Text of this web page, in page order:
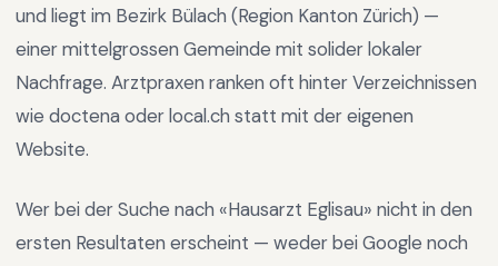
und liegt im Bezirk Bülach (Region Kanton Zürich) —
einer mittelgrossen Gemeinde mit solider lokaler
Nachfrage. Arztpraxen ranken oft hinter Verzeichnissen
wie doctena oder local.ch statt mit der eigenen
Website.
Wer bei der Suche nach «Hausarzt Eglisau» nicht in den
ersten Resultaten erscheint — weder bei Google noch